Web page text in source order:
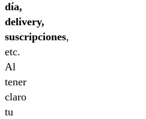
día,
delivery,
suscripciones,
etc.
Al
tener
claro
tu